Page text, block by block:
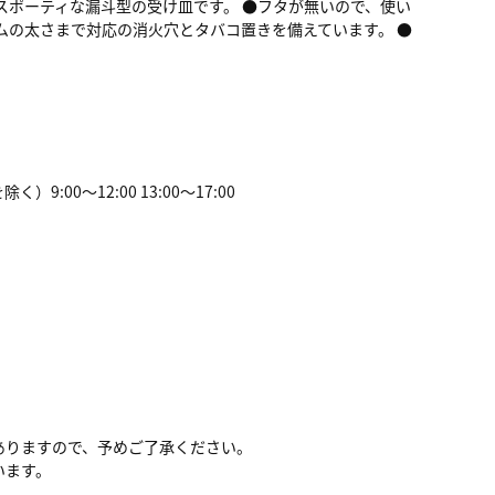
ーティな漏斗型の受け皿です。 ●フタが無いので、使い
太さまで対応の消火穴とタバコ置きを備えています。 ●
く）9:00～12:00 13:00～17:00
ますので、予めご了承ください。
す。